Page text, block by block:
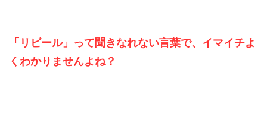
「リビール」って聞きなれない言葉で、イマイチよ
くわかりませんよね？